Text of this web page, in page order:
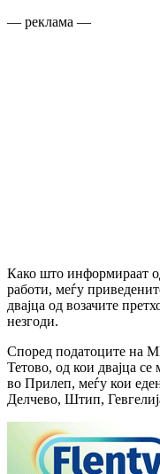
— реклама —
Како што информираат
работи, меѓу
двајца од возачите
незгоди.
Според податоците на
Тетово, од кои двајца се
во Прилеп, меѓу кои
Делчево, Штип,